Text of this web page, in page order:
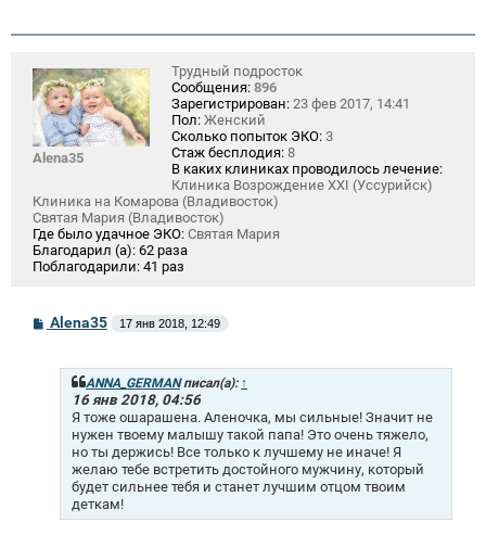
Alena35
Трудный подросток
Сообщения: 896
Зарегистрирован: 23 фев 2017, 14:41
Пол: Женский
Сколько попыток ЭКО: 3
Стаж бесплодия: 8
В каких клиниках проводилось лечение:
Клиника Возрождение XXI (Уссурийск)
Клиника на Комарова (Владивосток)
Святая Мария (Владивосток)
Где было удачное ЭКО: Святая Мария
Благодарил (а): 62 раза
Поблагодарили: 41 раз
С
Alena35 17 янв 2018, 12:49
ANNA_GERMANписал(а): ↑
16 янв 2018, 04:56
Я тоже ошарашена. Аленочка, мы сильные! Значит не
нужен твоему малышу такой папа! Это очень тяжело,
но ты держись! Все только к лучшему не иначе! Я
желаю тебе встретить достойного мужчину, который
будет сильнее тебя и станет лучшим отцом твоим
деткам!